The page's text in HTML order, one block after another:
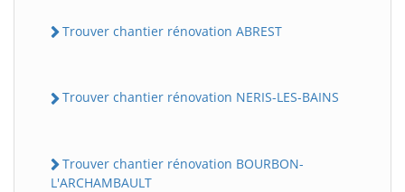
Trouver chantier rénovation ABREST
Trouver chantier rénovation NERIS-LES-BAINS
Trouver chantier rénovation BOURBON-
L'ARCHAMBAULT